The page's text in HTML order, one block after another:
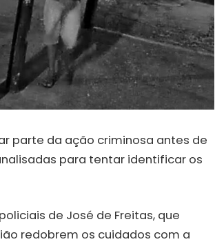
parte da ação criminosa antes de
para tentar identificar os
de José de Freitas, que
redobrem os cuidados com a